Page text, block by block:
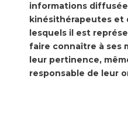
informations
kinésithérapeutes et
lesquels il est
faire connaître à ses
leur pertinence,
responsable de leur